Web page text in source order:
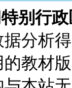
别行
分析
教材